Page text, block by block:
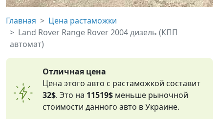
Главная
Цена растаможки
Land Rover Range Rover 2004 дизель (КПП
автомат)
Отличная цена
Цена этого авто с растаможкой составит
32$. Это на 11519$ меньше рыночной
стоимости данного авто в Украине.